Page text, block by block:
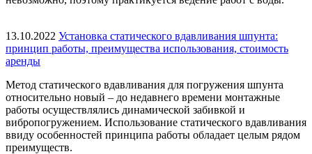
13.10.2022 Установка статического вдавливания шпунта:
принцип работы, преимущества использования, стоимость
аренды
Метод статического вдавливания для погружения шпунта
относительно новый – до недавнего времени монтажные
работы осуществлялись динамической забивкой и
вибропогружением. Использование статического вдавливания
ввиду особенностей принципа работы обладает целым рядом
преимуществ.